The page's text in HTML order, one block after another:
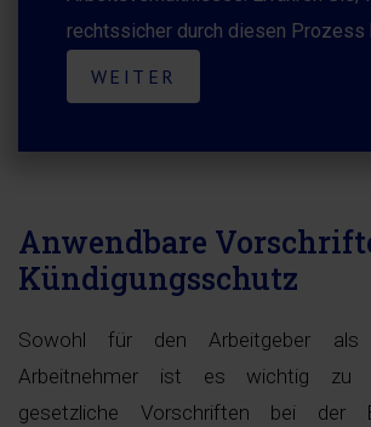
rechtssicher durch diesen Prozess
WEITER
Anwendbare
Kündigungsschutz
Sowohl für den Arbeitgeber
Arbeitnehmer ist es wichtig zu
gesetzliche Vorschriften bei der